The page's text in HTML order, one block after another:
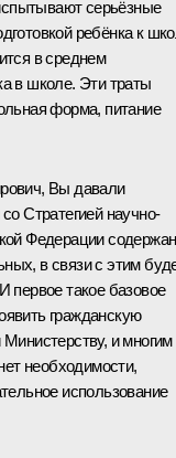
серьёзные
ребёнка к
в среднем
в школе. Эти траты
форма, питание
Вы давали
Стратегией научно-
Федерации
в связи с этим
первое такое базовое
гражданскую
и многим
необходимости,
использование